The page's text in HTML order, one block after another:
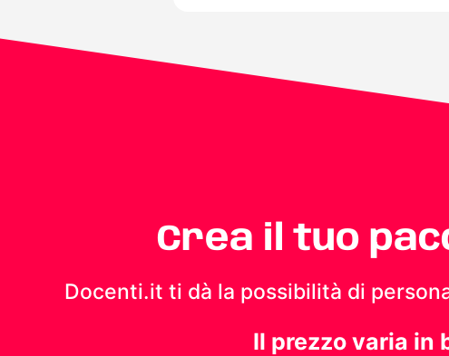
Crea il tuo
Docenti.it ti dà la possibilità di
Il prezzo varia in